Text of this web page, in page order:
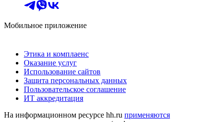
Мобильное приложение
Этика и комплаенс
Оказание услуг
Использование сайтов
Защита персональных данных
Пользовательское соглашение
ИТ аккредитация
На информационном ресурсе hh.ru применяются